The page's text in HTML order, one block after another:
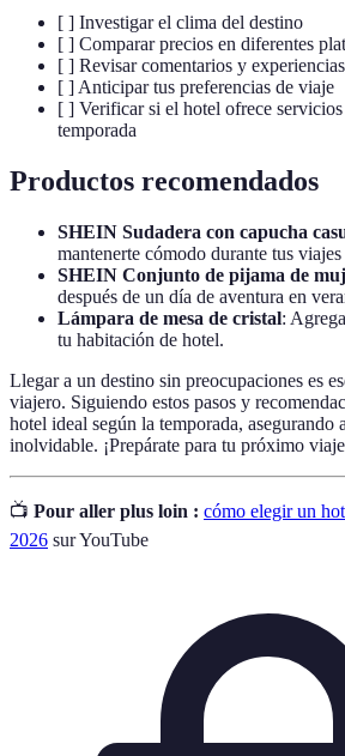
[ ] Investigar el clima del destino
[ ] Comparar precios en diferentes
[ ] Revisar comentarios y
[ ] Anticipar tus preferencias de viaje
[ ] Verificar si el hotel ofrece servicios
temporada
Productos recomendados
SHEIN Sudadera con capucha
mantenerte cómodo durante tus
SHEIN Conjunto de pijama de
después de un día de aventura en
Lámpara de mesa de cristal:
tu habitación de hotel.
Llegar a un destino sin preocupaciones es
viajero. Siguiendo estos pasos y
hotel ideal según la temporada, asegurando
inolvidable. ¡Prepárate para tu próximo
📺 Pour aller plus loin : cómo elegir un
2026 sur YouTube